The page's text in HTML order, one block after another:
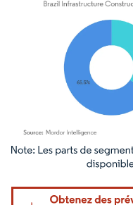
Image © Mordor Intelligence.